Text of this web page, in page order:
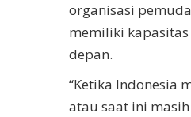
organisasi
memiliki
depan.
“Ketika Indonesia
atau saat ini